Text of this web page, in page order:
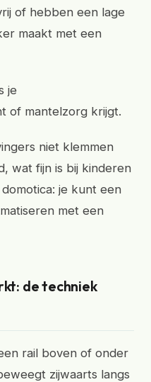
of hebben een lage
maakt met een
je
of mantelzorg krijgt.
niet klemmen
wat fijn is bij kinderen
je kunt een
met een
de techniek
rail boven of onder
zijwaarts langs